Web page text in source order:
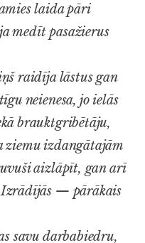
laida pāri
medīt pasažierus
raidīja lāstus gan
neienesa, jo ielās
brauktgribētāju,
ziemu izdangātajām
aizlāpīt, gan arī
Izrādījās — pārākais
savu darbabiedru,